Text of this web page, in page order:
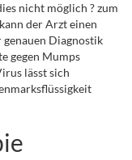
nicht möglich ? zum
der Arzt einen
Diagnostik
gegen Mumps
lässt sich